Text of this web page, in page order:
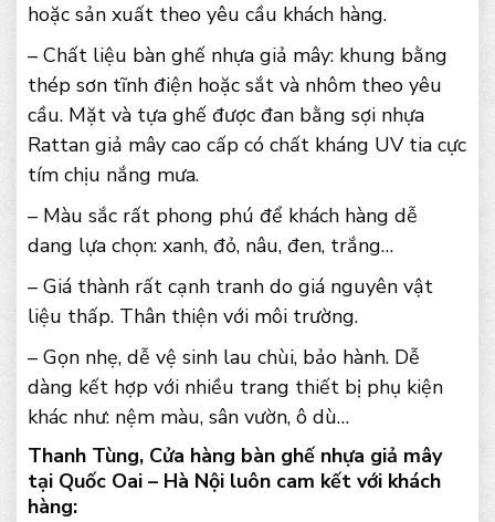
hoặc sản xuất theo yêu cầu khách hàng.
– Chất liệu bàn ghế nhựa giả mây: khung bằng
thép sơn tĩnh điện hoặc sắt và nhôm theo yêu
cầu. Mặt và tựa ghế được đan bằng sợi nhựa
Rattan giả mây cao cấp có chất kháng UV tia cực
tím chịu nắng mưa.
– Màu sắc rất phong phú để khách hàng dễ
dang lựa chọn: xanh, đỏ, nâu, đen, trắng…
– Giá thành rất cạnh tranh do giá nguyên vật
liệu thấp. Thân thiện với môi trường.
– Gọn nhẹ, dễ vệ sinh lau chùi, bảo hành. Dễ
dàng kết hợp với nhiều trang thiết bị phụ kiện
khác như: nệm màu, sân vườn, ô dù…
Thanh Tùng, Cửa hàng bàn ghế nhựa giả mây
tại Quốc Oai – Hà Nội luôn cam kết với khách
hàng: